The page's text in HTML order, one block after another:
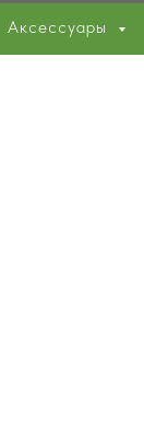
Аксессуары